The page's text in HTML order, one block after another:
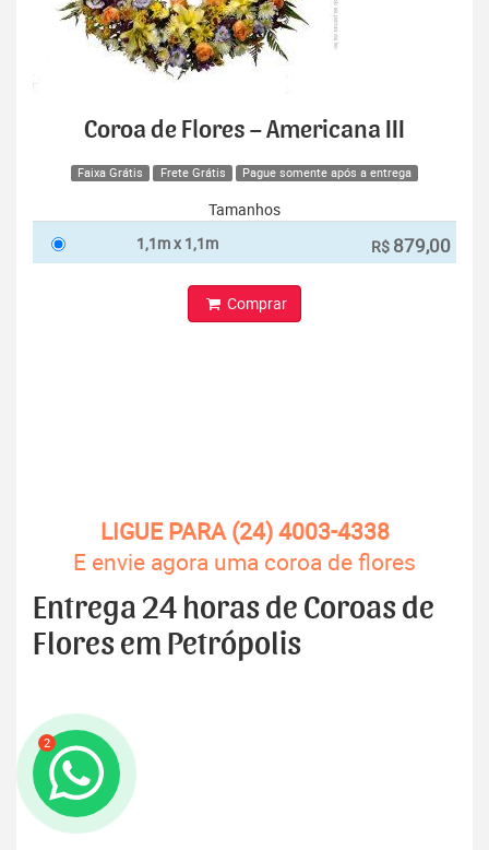
2
Coroa de Flores – Americana III
Faixa Grátis Frete Grátis Pague somente após a entrega
Tamanhos
1,1m x 1,1m
R$ 879,00
Comprar
LIGUE PARA (24) 4003-4338
E envie agora uma coroa de flores
Entrega 24 horas de Coroas de
Flores em Petrópolis